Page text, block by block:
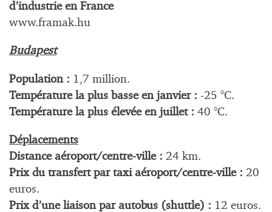
d’industrie en France
www.framak.hu
Budapest
Population : 1,7 million.
Température la plus basse en janvier : -25 °C.
Température la plus élevée en juillet : 40 °C.
Déplacements
Distance aéroport/centre-ville : 24 km.
Prix du transfert par taxi aéroport/centre-ville : 20
euros.
Prix d’une liaison par autobus (shuttle) : 12 euros.